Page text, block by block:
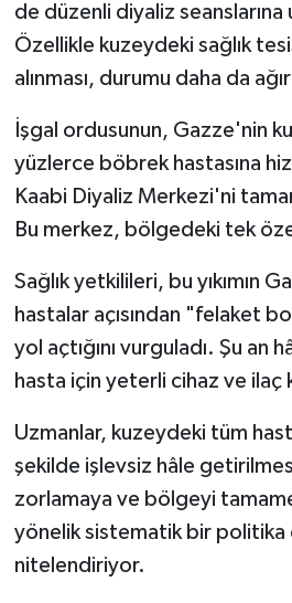
de düzenli diyaliz
Özellikle kuzeydeki sağlık
alınması, durumu daha da
İşgal ordusunun, Gazze'nin
yüzlerce böbrek hastasına
Kaabi Diyaliz Merkezi'ni
Bu merkez, bölgedeki tek
Sağlık yetkilileri, bu yıkımın
hastalar açısından "felaket
yol açtığını vurguladı. Şu an
hasta için yeterli cihaz ve ilaç
Uzmanlar, kuzeydeki tüm
şekilde işlevsiz hâle
zorlamaya ve bölgeyi
yönelik sistematik bir politika
nitelendiriyor.